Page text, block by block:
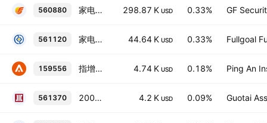
560880 家电ETF龙头 298.87 K USD 0.33% GF
561120 家电ETF 44.64 K USD 0.33% Fullgoal
159556 指增2000 4.74 K USD 0.18% Ping An
561370 2000ETF 4.2 K USD 0.09% Guotai